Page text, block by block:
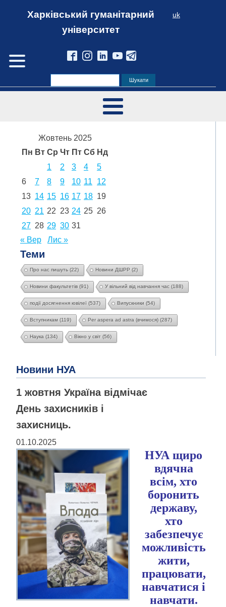
Харківський гуманітарний
університет
uk
Жовтень 2025
Пн Вт Ср Чт Пт Сб Нд
1
2 3 4
5
6
7 8 9 10 11
12
13 14 15 16 17 18 19
20 21 22 23 24 25 26
27 28 29 30 31
« Вер
Лис »
Теми
Про нас пишуть (22) Новини ДШРР (2)
Новини факультетів (91) У вільний від навчання час (188)
події досягнення ювілеї (537) Випускники (54)
Вступникам (119) Per aspera ad astra (вчимося) (287)
Наука (134) Вікно у світ (56)
Новини НУА
1 жовтня Україна відмічає
День захисників і
захисниць.
01.10.2025
НУА щиро
вдячна
всім, хто
боронить
державу,
хто
забезпечує
можливість
жити,
працювати,
навчатися і
навчати.